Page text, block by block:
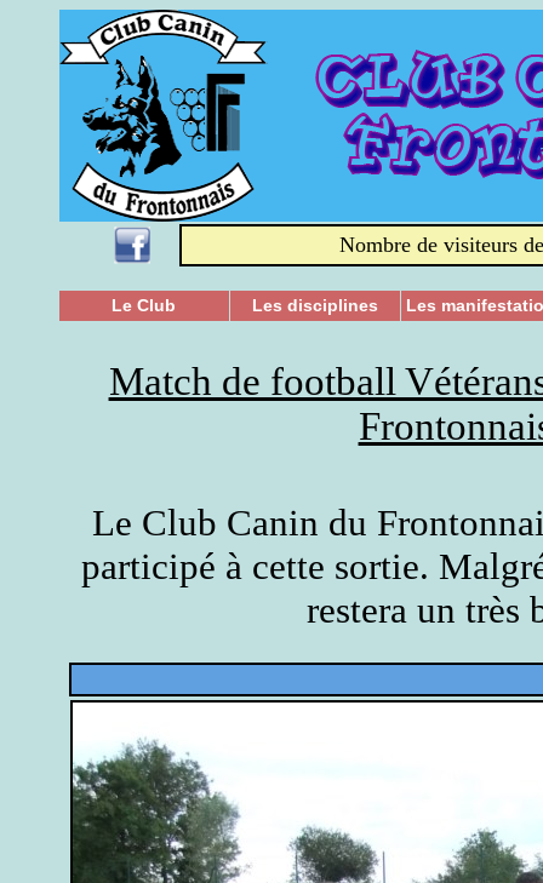
Nombre de visiteurs
Le Club Les disciplines Les
Match de football
Le Club Canin du
participé à cette sortie.
restera un très